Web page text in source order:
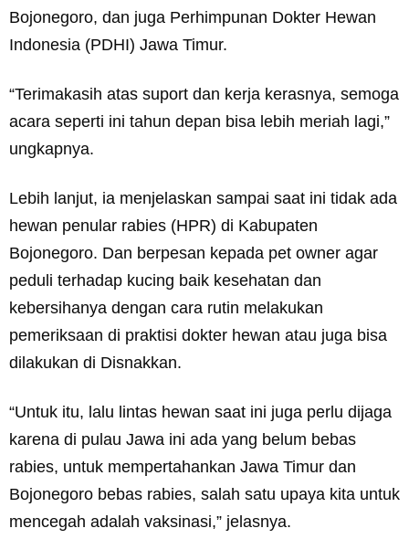
Bojonegoro, dan juga Perhimpunan Dokter Hewan
Indonesia (PDHI) Jawa Timur.
“Terimakasih atas suport dan kerja kerasnya, semoga
acara seperti ini tahun depan bisa lebih meriah lagi,”
ungkapnya.
Lebih lanjut, ia menjelaskan sampai saat ini tidak ada
hewan penular rabies (HPR) di Kabupaten
Bojonegoro. Dan berpesan kepada pet owner agar
peduli terhadap kucing baik kesehatan dan
kebersihanya dengan cara rutin melakukan
pemeriksaan di praktisi dokter hewan atau juga bisa
dilakukan di Disnakkan.
“Untuk itu, lalu lintas hewan saat ini juga perlu dijaga
karena di pulau Jawa ini ada yang belum bebas
rabies, untuk mempertahankan Jawa Timur dan
Bojonegoro bebas rabies, salah satu upaya kita untuk
mencegah adalah vaksinasi,” jelasnya.